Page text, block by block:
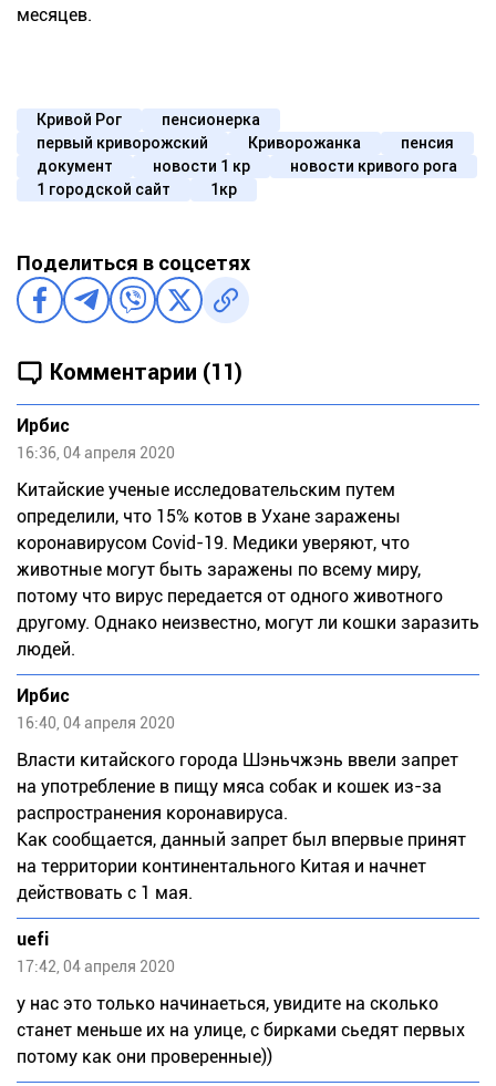
месяцев.
Кривой Рог
пенсионерка
первый криворожский
Криворожанка
пенсия
документ
новости 1 кр
новости кривого рога
1 городской сайт
1кр
Поделиться в соцсетях
Комментарии (11)
Ирбис
16:36, 04 апреля 2020
Китайские ученые исследовательским путем
определили, что 15% котов в Ухане заражены
коронавирусом Covid-19. Медики уверяют, что
животные могут быть заражены по всему миру,
потому что вирус передается от одного животного
другому. Однако неизвестно, могут ли кошки заразить
людей.
Ирбис
16:40, 04 апреля 2020
Власти китайского города Шэньчжэнь ввели запрет
на употребление в пищу мяса собак и кошек из-за
распространения коронавируса.
Как сообщается, данный запрет был впервые принят
на территории континентального Китая и начнет
действовать с 1 мая.
uefi
17:42, 04 апреля 2020
у нас это только начинаеться, увидите на сколько
станет меньше их на улице, с бирками сьедят первых
потому как они проверенные))